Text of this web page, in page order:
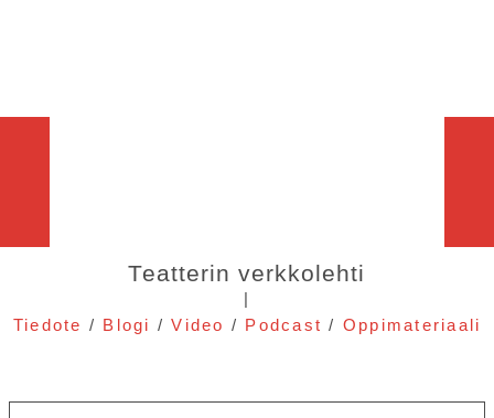
Teatterin verkkolehti
|
Tiedote / Blogi /Video / Podcast / Oppimateriaali